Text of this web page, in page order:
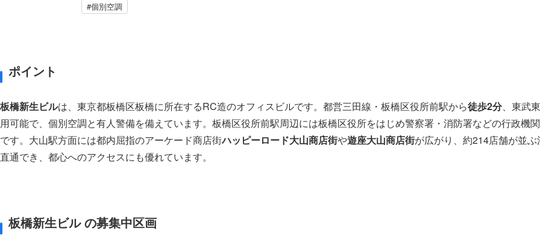
#個別空調
ポイント
板橋新生ビルは、東京都板橋区板橋に所在するRC造のオフィスビルです。都営三田線・板橋区役所前駅から徒歩2分、東武
用可能で、個別空調と有人警備を備えています。板橋区役所前駅周辺には板橋区役所をはじめ警察署・消防署などの行政機
です。大山駅方面には都内屈指のアーケード商店街ハッピーロード大山商店街や遊座大山商店街が広がり、約214店舗が並
直通でき、都心へのアクセスにも優れています。
板橋新生ビル の募集中区画